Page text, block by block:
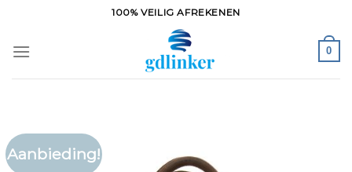
inhoud
100% VEILIG AFREKENEN
0
Aanbieding!